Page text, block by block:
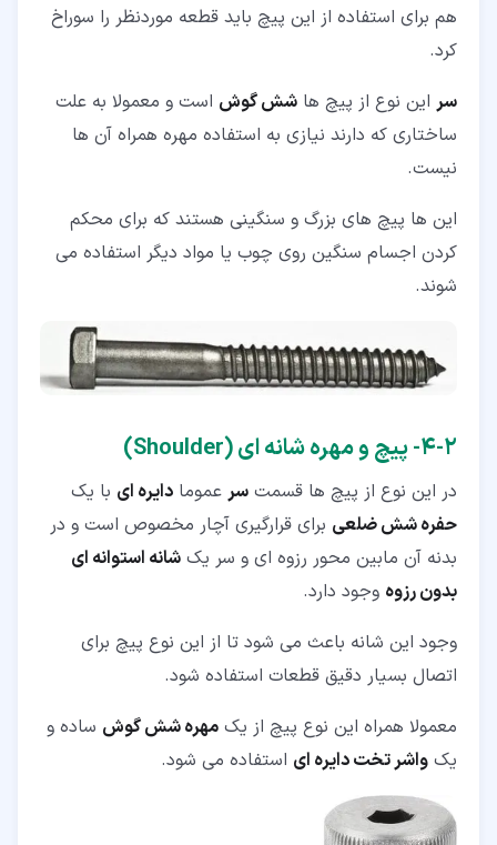
هم برای استفاده از این پیچ باید قطعه موردنظر را سوراخ
کرد.
سر این نوع از پیچ ها شش گوش است و معمولا به علت
ساختاری که دارند نیازی به استفاده مهره همراه آن ها
نیست.
این ها پیچ های بزرگ و سنگینی هستند که برای محکم
کردن اجسام سنگین روی چوب یا مواد دیگر استفاده می
شوند.
۲‏-‏۴‏- پیچ و مهره شانه ای (Shoulder)
در این نوع از پیچ ها قسمت سر عموما دایره ای با یک
حفره شش ضلعی برای قرارگیری آچار مخصوص است و در
بدنه آن مابین محور رزوه ای و سر یک شانه استوانه ای
بدون رزوه وجود دارد.
وجود این شانه باعث می شود تا از این نوع پیچ برای
اتصال بسیار دقیق قطعات استفاده شود.
معمولا همراه این نوع پیچ از یک مهره شش گوش ساده و
یک واشر تخت دایره ای استفاده می شود.